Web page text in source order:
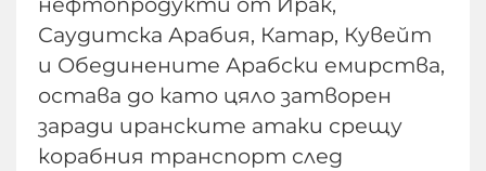
Саудитска Арабия, Катар, Кувейт
и Обединените Арабски емирства,
остава до като цяло затворен
заради иранските атаки срещу
корабния транспорт след